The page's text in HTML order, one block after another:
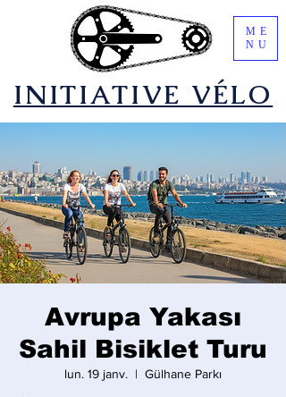
​INITIATIVE VÉLO
ME
NU
Avrupa Yakası
Sahil Bisiklet Turu
lun. 19 janv.
  |
Gülhane Parkı